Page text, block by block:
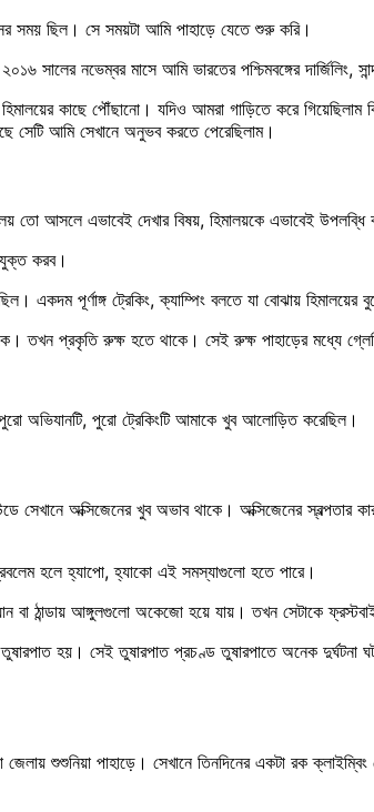
সময় ছিল। সে সময়টা আমি পাহাড়ে যেতে শুরু করি।
২০১৬ সালের নভেম্বর মাসে আমি ভারতের পশ্চিমবঙ্গের
কাছে পৌঁছানো। যদিও আমরা গাড়িতে করে
আমি সেখানে অনুভব করতে পেরেছিলাম।
তো আসলে এভাবেই দেখার বিষয়, হিমালয়কে এভাবেই
যুক্ত করব।
একদম পূর্ণাঙ্গ ট্রেকিং, ক্যাম্পিং বলতে যা বোঝায়
তখন প্রকৃতি রুক্ষ হতে থাকে। সেই রুক্ষ পাহাড়ের মধ্যে
অভিযানটি, পুরো ট্রেকিংটি আমাকে খুব আলোড়িত করেছিল।
সেখানে অক্সিজেনের খুব অভাব থাকে। অক্সিজেনের স্বল্পতার
হলে হ্যাপো, হ্যাকো এই সমস্যাগুলো হতে পারে।
বা ঠান্ডায় আঙ্গুলগুলো অকেজো হয়ে যায়। তখন সেটাকে
হয়। সেই তুষারপাত প্রচণ্ড তুষারপাতে অনেক দুর্ঘটনা
শুশুনিয়া পাহাড়ে। সেখানে তিনদিনের একটা রক